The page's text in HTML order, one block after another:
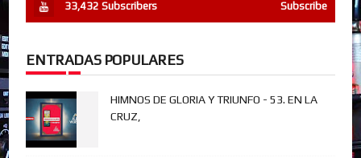
33,432 Subscribers Subscribe
ENTRADAS POPULARES
HIMNOS DE GLORIA Y TRIUNFO - 53. EN LA
CRUZ,